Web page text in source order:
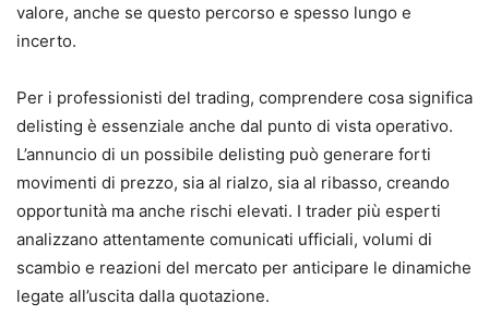
valore, anche se questo percorso e spesso lungo e
incerto.
Per i professionisti del trading, comprendere cosa significa
delisting è essenziale anche dal punto di vista operativo.
L’annuncio di un possibile delisting può generare forti
movimenti di prezzo, sia al rialzo, sia al ribasso, creando
opportunità ma anche rischi elevati. I trader più esperti
analizzano attentamente comunicati ufficiali, volumi di
scambio e reazioni del mercato per anticipare le dinamiche
legate all’uscita dalla quotazione.